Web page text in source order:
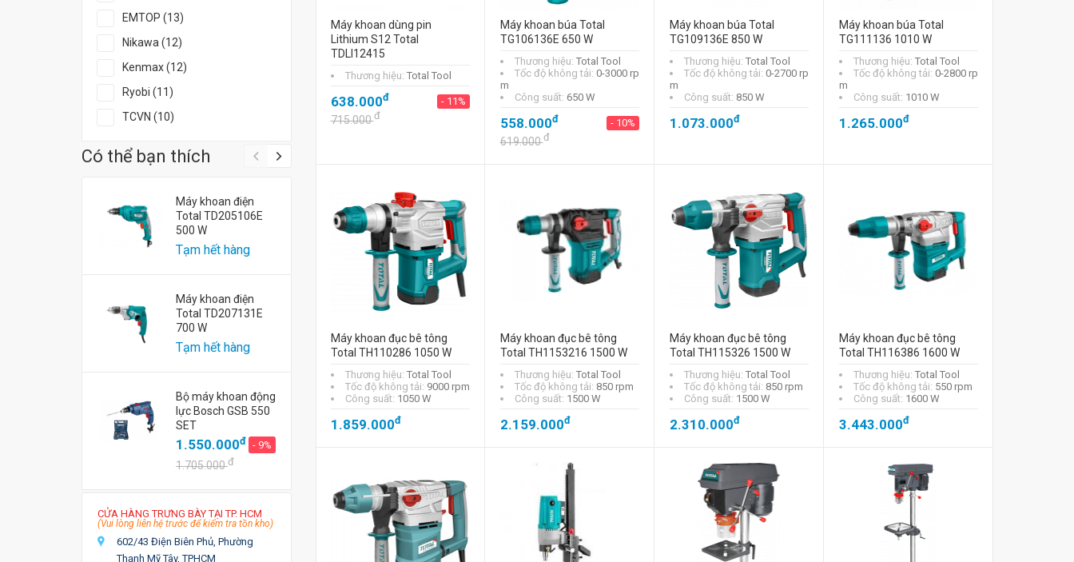
EMTOP (13)
Nikawa (12)
Kenmax (12)
Ryobi (11)
TCVN (10)
Có thể bạn thích
Máy khoan điện
Total TD205106E
500 W
Tạm hết hàng
Máy khoan điện
Total TD207131E
700 W
Tạm hết hàng
Bộ máy khoan động
lực Bosch GSB 550
SET
1.550.000đ - 9%
1.705.000đ
Máy khoan động
lực Makita HR2600
2.922.000đ
- 20%
3.653.000 đ
Makita 6412
1.409.000đ
CỬA HÀNG TRƯNG BÀY TẠI TP. HCM
(Vui lòng liên hệ trước để kiểm tra tồn kho)
602/43 Điện Biên Phủ, Phường
Thạnh Mỹ Tây, TPHCM
Máy khoan dùng pin
Lithium S12 Total
TDLI12415
Thương hiệu: Total Tool
638.000đ - 11%
715.000đ
Máy khoan búa Total
TG106136E 650 W
Thương hiệu: Total Tool
Tốc độ không tải: 0-3000 rp
m
Công suất: 650 W
558.000đ - 10%
619.000đ
Máy khoan búa Total
TG109136E 850 W
Thương hiệu: Total Tool
Tốc độ không tải: 0-2700 rp
m
Công suất: 850 W
1.073.000đ
Máy khoan búa Total
TG111136 1010 W
Thương hiệu: Total Tool
Tốc độ không tải: 0-2800 rp
m
Công suất: 1010 W
1.265.000đ
Máy khoan đục bê tông
Total TH110286 1050 W
Thương hiệu: Total Tool
Tốc độ không tải: 9000 rpm
Công suất: 1050 W
1.859.000đ
Máy khoan đục bê tông
Total TH1153216 1500 W
Thương hiệu: Total Tool
Tốc độ không tải: 850 rpm
Công suất: 1500 W
2.159.000đ
Máy khoan đục bê tông
Total TH115326 1500 W
Thương hiệu: Total Tool
Tốc độ không tải: 850 rpm
Công suất: 1500 W
2.310.000đ
Máy khoan đục bê tông
Total TH116386 1600 W
Thương hiệu: Total Tool
Tốc độ không tải: 550 rpm
Công suất: 1600 W
3.443.000đ